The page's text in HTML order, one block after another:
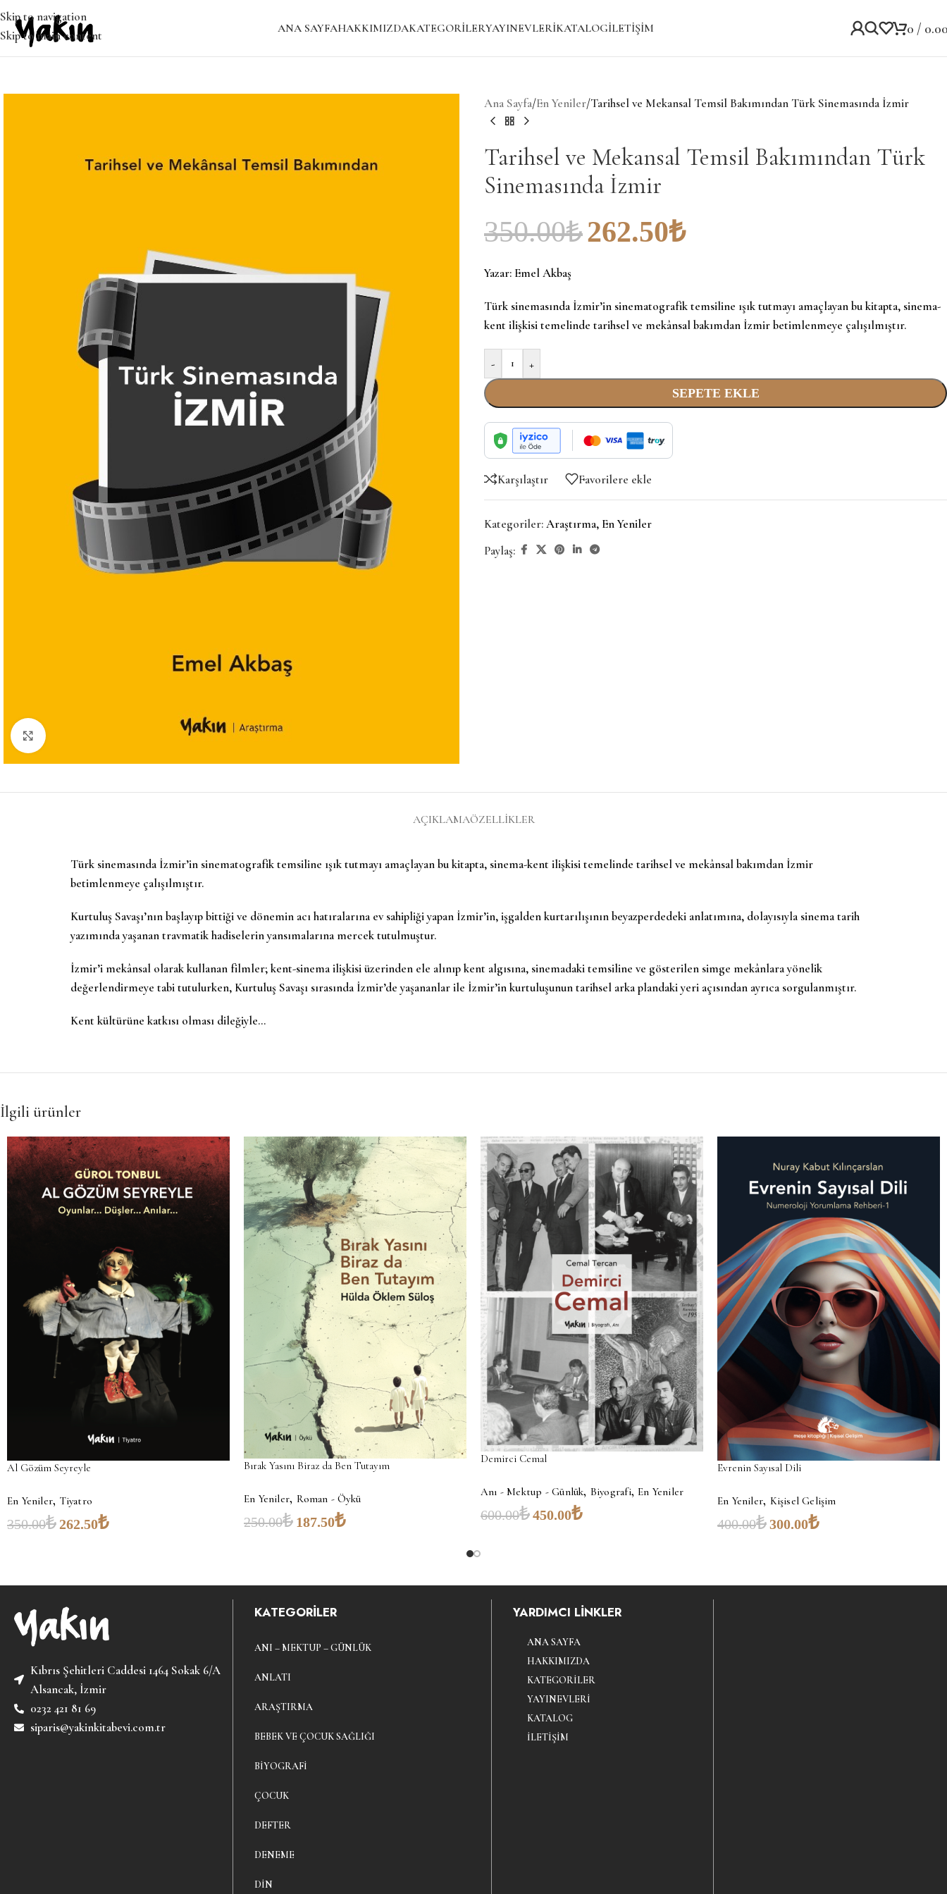
Skip to navigation
Skip to main content
ANA SAYFAHAKKIMIZDAKATEGORILERYAYINEVLERIKATALOGİLETIŞIM 0 /
Ana Sayfa/En Yeniler/Tarihsel ve Mekansal Temsil Bakımından Türk Sinemasında İzmir
Tarihsel ve Mekansal Temsil Bakımından Türk
Sinemasında İzmir
350.00₺262.50₺
Yazar: Emel Akbaş
Türk sinemasında İzmir’in sinematografik temsiline ışık tutmayı amaçlayan bu kitapta, sinema-
kent ilişkisi temelinde tarihsel ve mekânsal bakımdan İzmir betimlenmeye çalışılmıştır.
- +
SEPETE EKLE
Karşılaştır Favorilere ekle
Kategoriler:Araştırma, En Yeniler
Paylaş:
AÇIKLAMAÖZELLIKLER
Türk sinemasında İzmir’in sinematografik temsiline ışık tutmayı amaçlayan bu kitapta, sinema-kent ilişkisi temelinde tarihsel ve mekânsal bakımdan İzmir
betimlenmeye çalışılmıştır.
Kurtuluş Savaşı’nın başlayıp bittiği ve dönemin acı hatıralarına ev sahipliği yapan İzmir’in, işgalden kurtarılışının beyazperdedeki anlatımına, dolayısıyla sinema tarih
yazımında yaşanan travmatik hadiselerin yansımalarına mercek tutulmuştur.
İzmir’i mekânsal olarak kullanan filmler; kent-sinema ilişkisi üzerinden ele alınıp kent algısına, sinemadaki temsiline ve gösterilen simge mekânlara yönelik
değerlendirmeye tabi tutulurken, Kurtuluş Savaşı sırasında İzmir’de yaşananlar ile İzmir’in kurtuluşunun tarihsel arka plandaki yeri açısından ayrıca sorgulanmıştır.
Kent kültürüne katkısı olması dileğiyle…
İlgili ürünler
Al Gözüm Seyreyle
En Yeniler, Tiyatro
350.00₺262.50₺
Bırak Yasını Biraz da Ben Tutayım
En Yeniler, Roman - Öykü
250.00₺ 187.50₺
Demirci Cemal
Anı - Mektup - Günlük, Biyografi, En Yeniler
600.00₺450.00₺
Evrenin Sayısal Dili
En Yeniler, Kişisel Gelişim
400.00₺300.00₺
Kıbrıs Şehitleri Caddesi 1464 Sokak 6/A
Alsancak, İzmir
0232 421 81 69
siparis@yakinkitabevi.com.tr
KATEGORİLER
ANI – MEKTUP – GÜNLÜK
ANLATI
ARAŞTIRMA
BEBEK VE ÇOCUK SAĞLIĞI
BIYOGRAFI
ÇOCUK
DEFTER
DENEME
DIN
YARDIMCI LİNKLER
ANA SAYFA
HAKKIMIZDA
KATEGORILER
YAYINEVLERI
KATALOG
İLETIŞIM